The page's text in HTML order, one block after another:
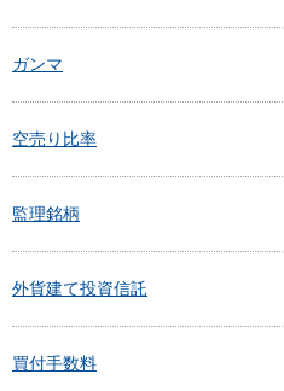
ガンマ
空売り比率
監理銘柄
外貨建て投資信託
買付手数料